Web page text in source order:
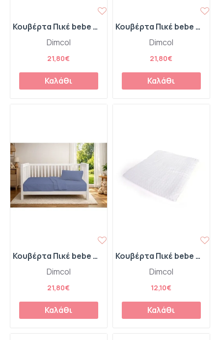
Dimcol
Κουβέρτα Πικέ bebe Μονόχρωμη 325 gr/m² 125x150 Elephant 100% Cotton
21,80€
Καλάθι
Dimcol
Κουβέρτα Πικέ bebe Μονόχρωμη 325 gr/m² 125x150 White 100% Cotton
21,80€
Καλάθι
Dimcol
Κουβέρτα Πικέ bebe Μονόχρωμη 325 gr/m² 125x150 Classic Blue 100% Cotton
21,80€
Καλάθι
Dimcol
Κουβέρτα Πικέ bebe Μονόχρωμη 325 gr/m² 85x110 White 100% Cotton
12,10€
Καλάθι